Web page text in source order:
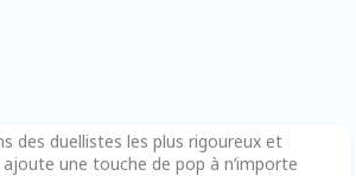
des duellistes les plus rigoureux et
une touche de pop à n’importe